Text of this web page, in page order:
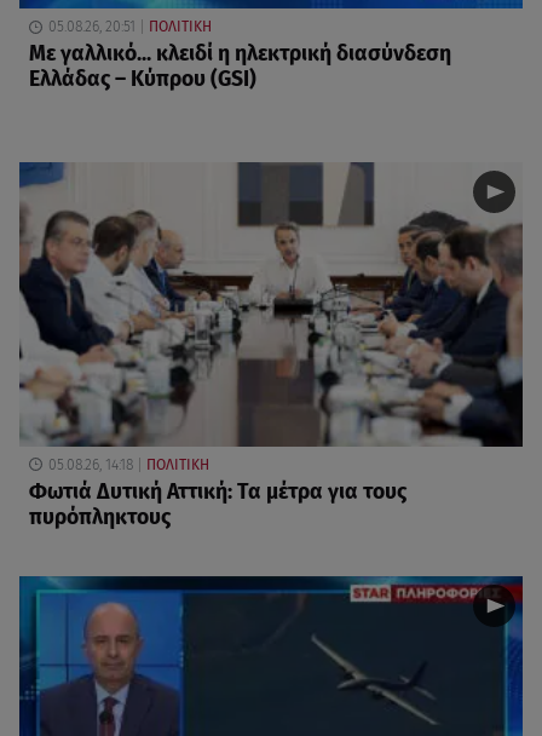
05.08.26, 20:51 ΠΟΛΙΤΙΚΗ
Με γαλλικό... κλειδί η ηλεκτρική διασύνδεση
Ελλάδας – Κύπρου (GSI)
05.08.26, 14:18 ΠΟΛΙΤΙΚΗ
Φωτιά Δυτική Αττική: Τα μέτρα για τους
πυρόπληκτους